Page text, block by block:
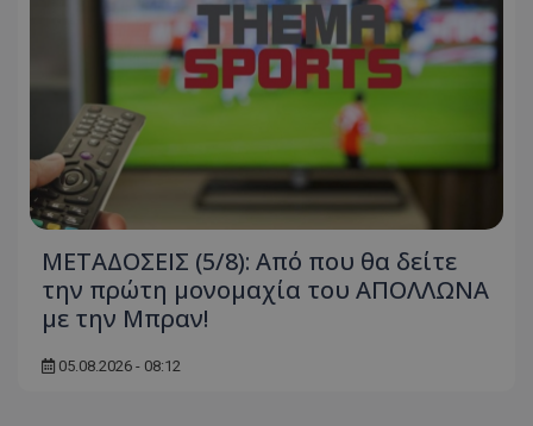
ΜΕΤΑΔΟΣΕΙΣ (5/8): Από που θα δείτε
την πρώτη μονομαχία του ΑΠΟΛΛΩΝΑ
με την Μπραν!
05.08.2026 - 08:12